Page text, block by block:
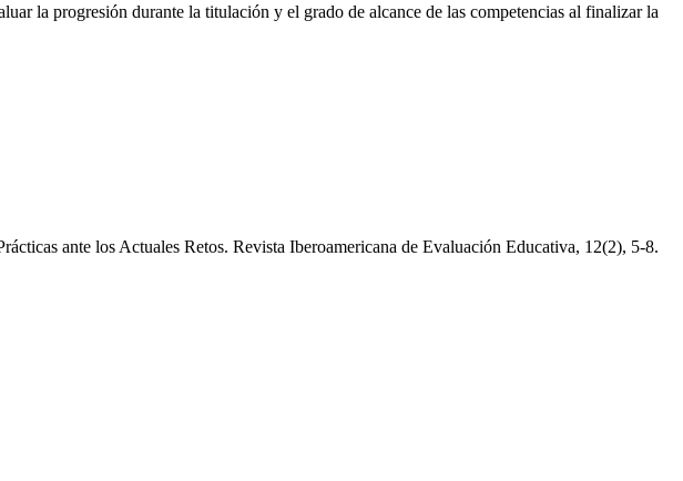
la progresión durante la titulación y el grado de alcance de las competencias al finalizar la
ante los Actuales Retos. Revista Iberoamericana de Evaluación Educativa, 12(2), 5-8.